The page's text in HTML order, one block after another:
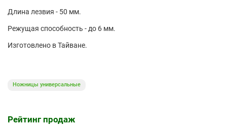
Длина лезвия - 50 мм.
Режущая способность - до 6 мм.
Изготовлено в Тайване.
Ножницы универсальные
Рейтинг продаж